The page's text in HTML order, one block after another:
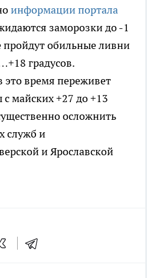
информации портала
заморозки до -1
пройдут обильные ливни
градусов.
это время переживет
майских +27 до +13
осложнить
служб и
и Ярославской